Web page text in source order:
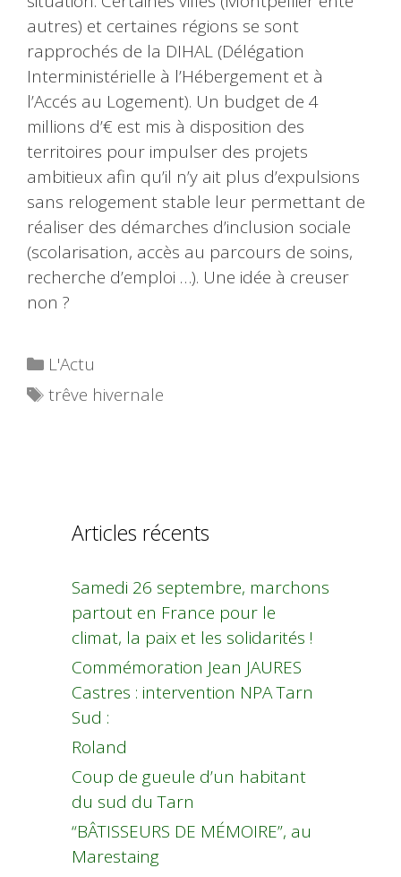
autres) et certaines régions se sont
rapprochés de la DIHAL (Délégation
Interministérielle à l’Hébergement et à
l’Accés au Logement). Un budget de 4
millions d’€ est mis à disposition des
territoires pour impulser des projets
ambitieux afin qu’il n’y ait plus d’expulsions
sans relogement stable leur permettant de
réaliser des démarches d’inclusion sociale
(scolarisation, accès au parcours de soins,
recherche d’emploi …). Une idée à creuser
non ?
Catégories
L'Actu
Étiquettes
trêve hivernale
Articles récents
Samedi 26 septembre, marchons
partout en France pour le
climat, la paix et les solidarités !
Commémoration Jean JAURES
Castres : intervention NPA Tarn
Sud :
Roland
Coup de gueule d’un habitant
du sud du Tarn
“BÂTISSEURS DE MÉMOIRE”, au
Marestaing